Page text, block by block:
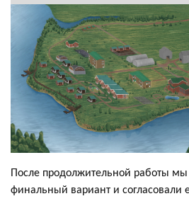
После продолжительной работы
финальный вариант и согласовали